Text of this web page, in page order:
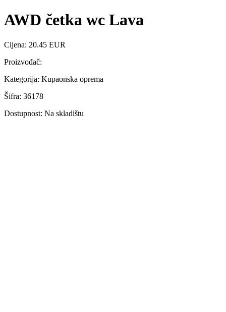
AWD četka wc Lava
Cijena: 20.45 EUR
Proizvođač:
Kategorija: Kupaonska oprema
Šifra: 36178
Dostupnost: Na skladištu